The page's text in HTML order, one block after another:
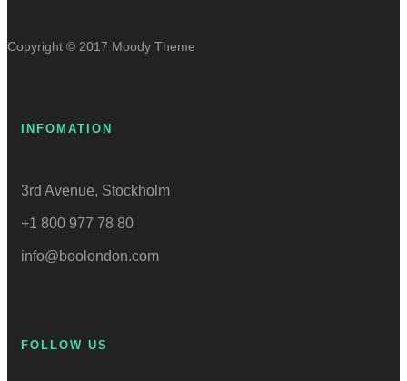
Copyright © 2017 Moody Theme
INFOMATION
3rd Avenue, Stockholm
+1 800 977 78 80
info@boolondon.com
FOLLOW US